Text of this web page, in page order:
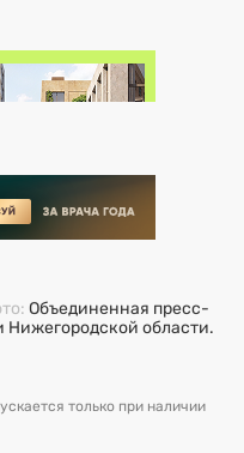
Объединенная пресс-
области.
только при наличии